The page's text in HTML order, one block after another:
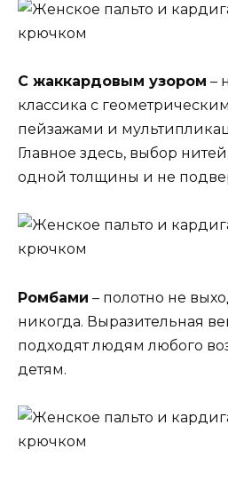
С жаккардовым узором –
классика с
пейзажами и
Главное здесь, выбор
одной толщины и не
Ромбами – полотно не
никогда. Выразительная
подходят людям любого
детям.